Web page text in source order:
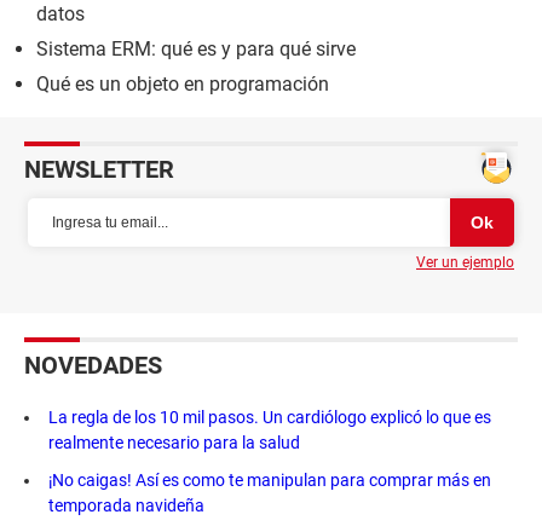
datos
Sistema ERM: qué es y para qué sirve
Qué es un objeto en programación
NEWSLETTER
Ver un ejemplo
NOVEDADES
La regla de los 10 mil pasos. Un cardiólogo explicó lo que es
realmente necesario para la salud
¡No caigas! Así es como te manipulan para comprar más en
temporada navideña